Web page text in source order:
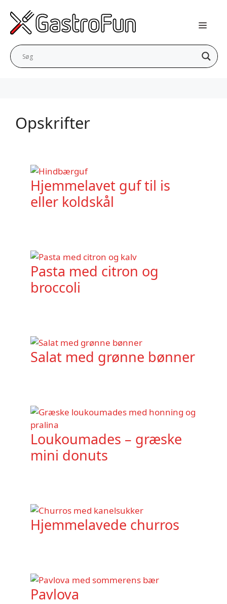
indhold
Opskrifter
Hjemmelavet guf til is
eller koldskål
Pasta med citron og
broccoli
Salat med grønne bønner
Loukoumades – græske
mini donuts
Hjemmelavede churros
Pavlova